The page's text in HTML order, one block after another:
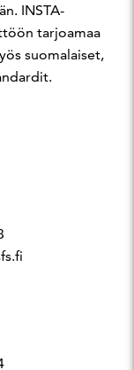
INSTA-
tarjoamaa
suomalaiset,